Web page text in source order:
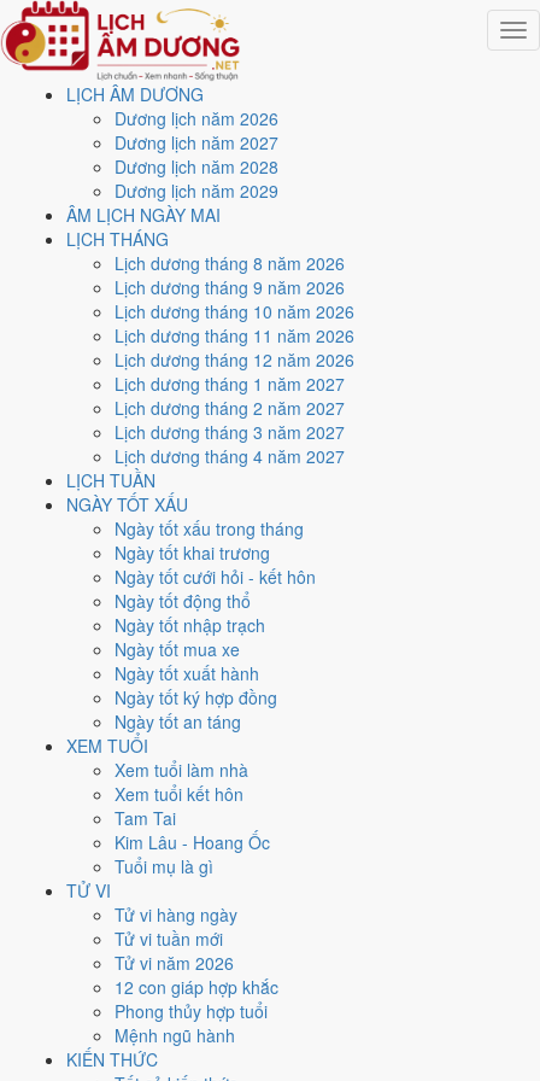
LỊCH ÂM DƯƠNG
Dương lịch năm 2026
Dương lịch năm 2027
Dương lịch năm 2028
Dương lịch năm 2029
ÂM LỊCH NGÀY MAI
LỊCH THÁNG
Lịch dương tháng 8 năm 2026
Lịch dương tháng 9 năm 2026
Lịch dương tháng 10 năm 2026
Lịch dương tháng 11 năm 2026
Lịch dương tháng 12 năm 2026
Lịch dương tháng 1 năm 2027
Lịch dương tháng 2 năm 2027
Lịch dương tháng 3 năm 2027
Lịch dương tháng 4 năm 2027
LỊCH TUẦN
NGÀY TỐT XẤU
Ngày tốt xấu trong tháng
Ngày tốt khai trương
Ngày tốt cưới hỏi - kết hôn
Ngày tốt động thổ
Ngày tốt nhập trạch
Ngày tốt mua xe
Ngày tốt xuất hành
Ngày tốt ký hợp đồng
Ngày tốt an táng
XEM TUỔI
Xem tuổi làm nhà
Xem tuổi kết hôn
Tam Tai
Kim Lâu - Hoang Ốc
Tuổi mụ là gì
TỬ VI
Tử vi hàng ngày
Tử vi tuần mới
Tử vi năm 2026
12 con giáp hợp khắc
Phong thủy hợp tuổi
Mệnh ngũ hành
KIẾN THỨC
Trang chủ
Lịch năm 2025
Tháng 2/2025
Ngày 8/2/2025 (Mậu Thân)
Xem ngày8/2/2025
lịch - Ngày 11/1 âm lịch
(Mậu Thân) tốt hay xấu?
Ngày 8/2/2025 dương lịch (Thứ Bảy) là ngày 11/1/2025 âm lịch
Mậu Thân- Can sinh Chi, Trực Phá, Sao Đê, nạp âm Đại
Trạch Thổ. Tổng hòa, đây làNgày Đại Hung
cho các việc quan trọng. Giờ Hoàng Đạo trong ngày:
Thìn, Tỵ, Mùi, Tuất.
Ngày Dương
Tháng 2 năm 2025
Tháng 1 âm năm 2025
Tiết Lập Xuân
Nhâm Tý
Ngày Mậu Thân có TrựcPhá(ngày phá hoại - đại hung, kỵ trăm sự)
Thiên Lao hắc đạo
nên đây là Ngày Đại Hung, tránh hẳn cưới hỏi, khai trương,
Tý, Thìn, Tỵhợp ngày; tuổi